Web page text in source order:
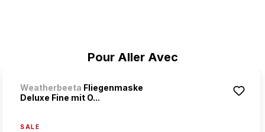
Pour Aller Avec
Weatherbeeta Fliegenmaske
Deluxe Fine mit O...
SALE